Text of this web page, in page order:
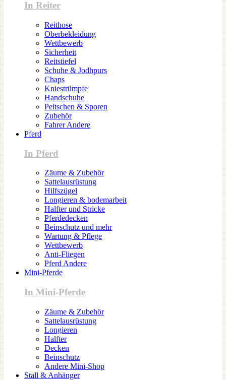
In Reiter
Reithose
Oberbekleidung
Wettbewerb
Sicherheit
Reitstiefel
Schuhe & Jodhpurs
Chaps
Kniestrümpfe
Handschuhe
Peitschen & Sporen
Zubehör
Fahrer Andere
Pferd
In Pferd
Zäume & Zubehör
Sattelausrüstung
Hilfszügel
Longieren & bodemarbeit
Halfter und Stricke
Pferdedecken
Beinschutz und mehr
Wartung & Pflege
Wettbewerb
Anti-Fliegen
Pferd Andere
Mini-Pferde
In Mini-Pferde
Zäume & Zubehör
Sattelausrüstung
Longieren
Halfter
Decken
Beinschutz
Andere Mini-Shop
Stall & Anhänger